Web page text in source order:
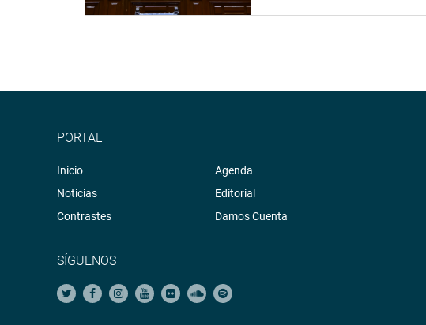
PORTAL
Inicio
Noticias
Contrastes
Agenda
Editorial
Damos Cuenta
SÍGUENOS